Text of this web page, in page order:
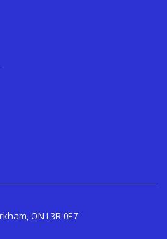
ON L3R 0E7